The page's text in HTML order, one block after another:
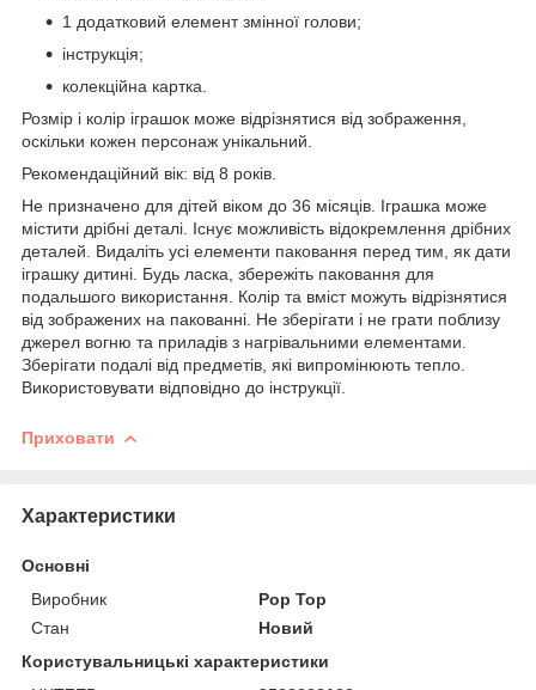
1 додатковий елемент змінної голови;
інструкція;
колекційна картка.
Розмір і колір іграшок може відрізнятися від зображення,
оскільки кожен персонаж унікальний.
Рекомендаційний вік: від 8 років.
Не призначено для дітей віком до 36 місяців. Іграшка може
містити дрібні деталі. Існує можливість відокремлення дрібних
деталей. Видаліть усі елементи паковання перед тим, як дати
іграшку дитині. Будь ласка, збережіть паковання для
подальшого використання. Колір та вміст можуть відрізнятися
від зображених на пакованні. Не зберігати і не грати поблизу
джерел вогню та приладів з нагрівальними елементами.
Зберігати подалі від предметів, які випромінюють тепло.
Використовувати відповідно до інструкції.
Приховати
Характеристики
Основні
Виробник
Pop Top
Стан
Новий
Користувальницькі характеристики